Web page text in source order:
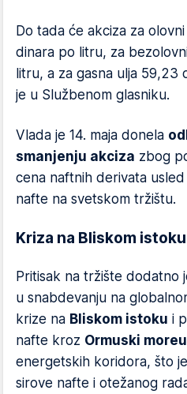
Do tada će akciza za
dinara po litru, za
litru, a za gasna ulja 59,23
je u Službenom glasniku.
Vlada je 14. maja donela
smanjenju akciza zbog
cena naftnih derivata
nafte na svetskom tržištu.
Kriza na Bliskom istoku
Pritisak na tržište dodatno
u snabdevanju na
krize na Bliskom istoku i
nafte kroz Ormuski
energetskih koridora, što
sirove nafte i otežanog